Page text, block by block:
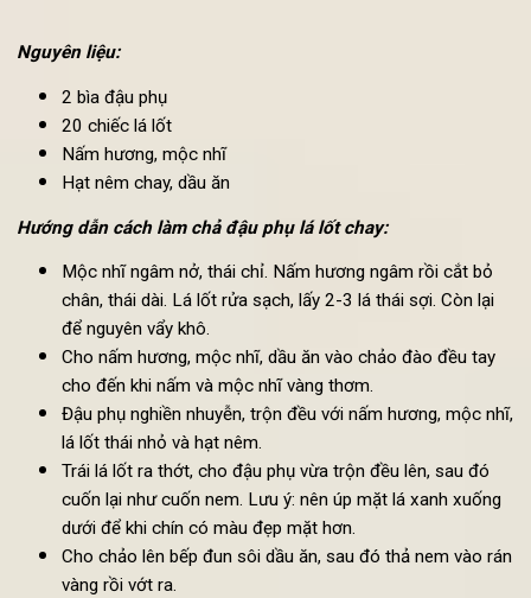
phụ ngon ngày gió
Nguyên liệu:
2 bìa đậu phụ
20 chiếc lá lốt
Nấm hương, mộc nhĩ
Hạt nêm chay, dầu ăn
Hướng dẫn cách làm chả đậu phụ lá lốt chay:
Mộc nhĩ ngâm nở, thái chỉ. Nấm hương ngâm rồi cắt bỏ
chân, thái dài. Lá lốt rửa sạch, lấy 2-3 lá thái sợi. Còn lại